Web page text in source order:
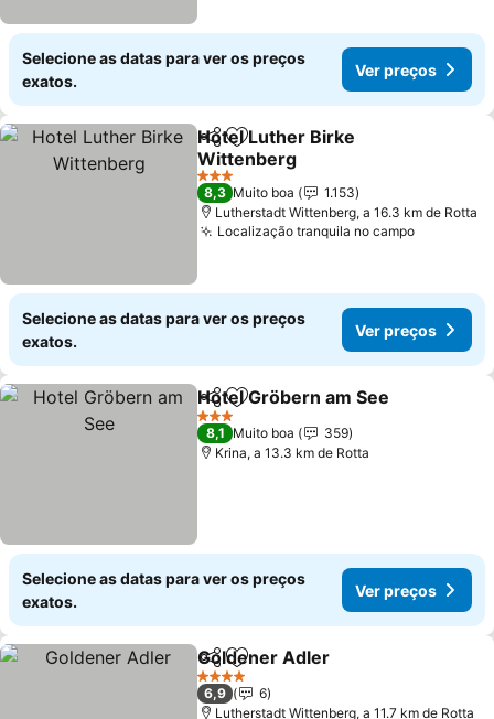
Selecione as datas para ver os preços
exatos.
Ver preços
PartilharAdicionar aos favoritos
Hotel Luther Birke
Wittenberg
Ver preços
3 Estrelas
8,3 Muito boa
1.153
Lutherstadt Wittenberg, a 16.3 km de Rotta
Localização tranquila no campoVer
Selecione as datas para ver os preços
exatos.
Ver preços
PartilharAdicionar aos favoritos
Hotel Gröbern am See
3 Estrelas
8,1 Muito boa
359
Krina, a 13.3 km de Rotta
Selecione as datas para ver os preços
exatos.
Ver preços
PartilharAdicionar aos favoritos
Goldener Adler
4 Estrelas
6,9
6
Lutherstadt Wittenberg, a 11.7 km de Rotta